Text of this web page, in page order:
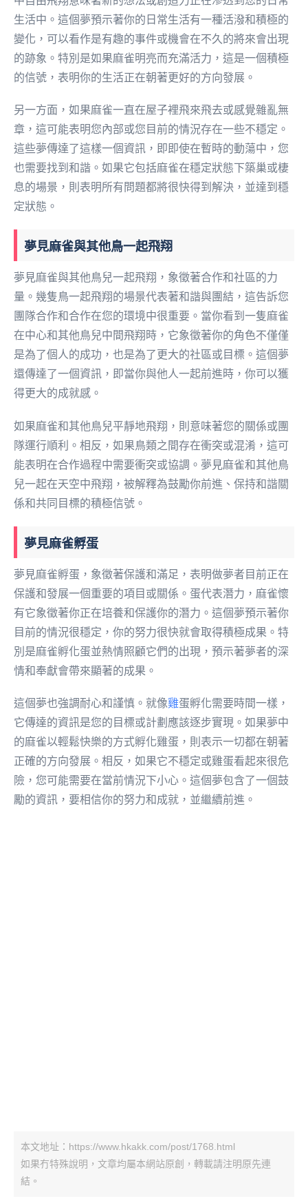
生活中。這個夢預示著你的日常生活有一種活潑和積極的
變化，可以看作是有趣的事件或機會在不久的將來會出現
的跡象。特別是如果麻雀明亮而充滿活力，這是一個積極
的信號，表明你的生活正在朝著更好的方向發展。
另一方面，如果麻雀一直在屋子裡飛來飛去或感覺雜亂無
章，這可能表明您內部或您目前的情況存在一些不穩定。
這些夢傳達了這樣一個資訊，即即使在暫時的動蕩中，您
也需要找到和諧。如果它包括麻雀在穩定狀態下築巢或棲
息的場景，則表明所有問題都將很快得到解決，並達到穩
定狀態。
夢見麻雀與其他鳥一起飛翔
夢見麻雀與其他鳥兒一起飛翔，象徵著合作和社區的力
量。幾隻鳥一起飛翔的場景代表著和諧與團結，這告訴您
團隊合作和合作在您的環境中很重要。當你看到一隻麻雀
在中心和其他鳥兒中間飛翔時，它象徵著你的角色不僅僅
是為了個人的成功，也是為了更大的社區或目標。這個夢
還傳達了一個資訊，即當你與他人一起前進時，你可以獲
得更大的成就感。
如果麻雀和其他鳥兒平靜地飛翔，則意味著您的關係或團
隊運行順利。相反，如果鳥類之間存在衝突或混淆，這可
能表明在合作過程中需要衝突或協調。夢見麻雀和其他鳥
兒一起在天空中飛翔，被解釋為鼓勵你前進、保持和諧關
係和共同目標的積極信號。
夢見麻雀孵蛋
夢見麻雀孵蛋，象徵著保護和滿足，表明做夢者目前正在
保護和發展一個重要的項目或關係。蛋代表潛力，麻雀懷
有它象徵著你正在培養和保護你的潛力。這個夢預示著你
目前的情況很穩定，你的努力很快就會取得積極成果。特
別是麻雀孵化蛋並熱情照顧它們的出現，預示著夢者的深
情和奉獻會帶來顯著的成果。
這個夢也強調耐心和謹慎。就像雞蛋孵化需要時間一樣，
它傳達的資訊是您的目標或計劃應該逐步實現。如果夢中
的麻雀以輕鬆快樂的方式孵化雞蛋，則表示一切都在朝著
正確的方向發展。相反，如果它不穩定或雞蛋看起來很危
險，您可能需要在當前情況下小心。這個夢包含了一個鼓
勵的資訊，要相信你的努力和成就，並繼續前進。
本文地址：https://www.hkakk.com/post/1768.html
如果冇特殊說明，文章均屬本網站原創，轉載請注明原先連
結。